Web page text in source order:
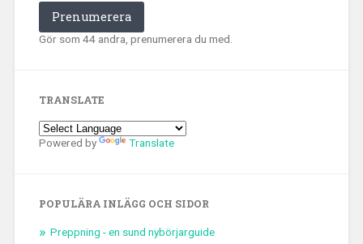
Prenumerera
Gör som 44 andra, prenumerera du med.
TRANSLATE
Powered by Translate
POPULÄRA INLÄGG OCH SIDOR
Preppning - en sund nybörjarguide